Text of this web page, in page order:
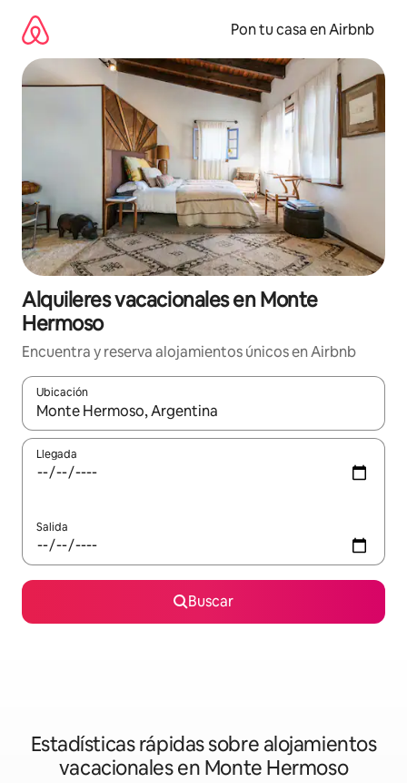
contenido
Pon tu casa en Airbnb
Alquileres vacacionales en Monte
Hermoso
Encuentra y reserva alojamientos únicos en Airbnb
Ubicación
Cuando los resultados estén disponibles, navega con las
Llegada
Salida
Buscar
Estadísticas rápidas sobre alojamientos
vacacionales en Monte Hermoso